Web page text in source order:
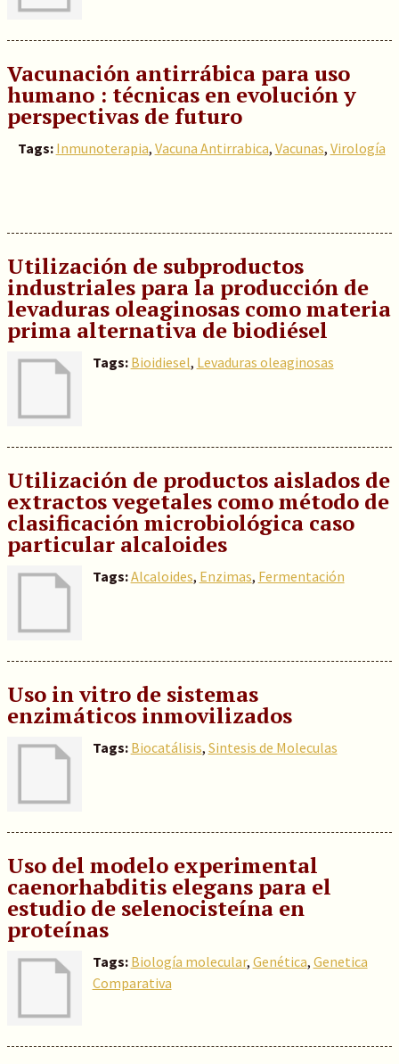
Vacunación antirrábica para uso
humano : técnicas en evolución y
perspectivas de futuro
Tags: Inmunoterapia, Vacuna Antirrabica, Vacunas, Virología
Utilización de subproductos
industriales para la producción de
levaduras oleaginosas como materia
prima alternativa de biodiésel
Tags: Bioidiesel, Levaduras oleaginosas
Utilización de productos aislados de
extractos vegetales como método de
clasificación microbiológica caso
particular alcaloides
Tags:Alcaloides, Enzimas, Fermentación
Uso in vitro de sistemas
enzimáticos inmovilizados
Tags: Biocatálisis, Sintesis de Moleculas
Uso del modelo experimental
caenorhabditis elegans para el
estudio de selenocisteína en
proteínas
Tags: Biología molecular, Genética, Genetica
Comparativa